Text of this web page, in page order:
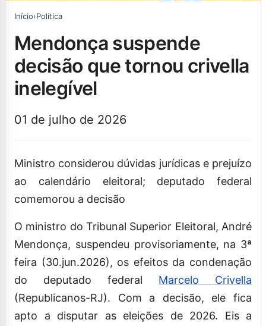
Início›Política
mendonça suspende
decisão que tornou crivella
inelegível
01 de julho de 2026
Ministro considerou dúvidas jurídicas e prejuízo
ao calendário eleitoral; deputado federal
comemorou a decisão
O ministro do Tribunal Superior Eleitoral, André
Mendonça, suspendeu provisoriamente, na 3ª
feira (30.jun.2026), os efeitos da condenação
do deputado federal Marcelo Crivella
(Republicanos-RJ). Com a decisão, ele fica
apto a disputar as eleições de 2026. Eis a